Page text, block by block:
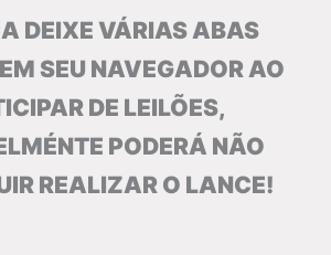
DEIXE VÁRIAS ABAS
SEU NAVEGADOR AO
DE LEILÕES,
PODERÁ NÃO
REALIZAR O LANCE!